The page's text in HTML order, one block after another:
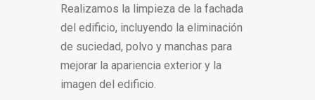
Realizamos la limpieza de la fachada
del edificio, incluyendo la eliminación
de suciedad, polvo y manchas para
mejorar la apariencia exterior y la
imagen del edificio.